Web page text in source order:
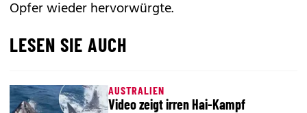
Opfer wieder hervorwürgte.
LESEN SIE AUCH
AUSTRALIEN
Video zeigt irren Hai-Kampf